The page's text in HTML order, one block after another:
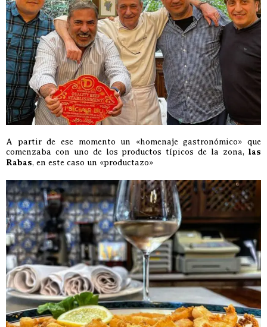
A partir de ese momento un «homenaje gastronómico» que
comenzaba con uno de los productos típicos de la zona, las
Rabas, en este caso un «productazo»